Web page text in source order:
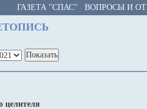
ГАЗЕТА "СПАС"
ВОПРОСЫ И
целителя